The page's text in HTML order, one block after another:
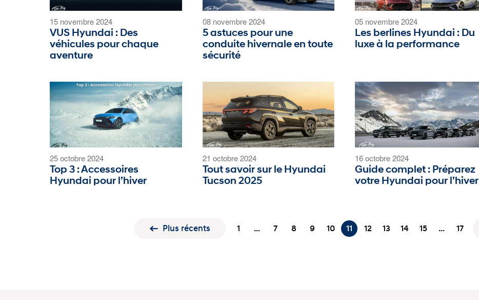
15 novembre 2024
VUS Hyundai : Des
véhicules pour chaque
aventure
08 novembre 2024
5 astuces pour une
conduite hivernale en toute
sécurité
05 novembre 2024
Les berlines Hyundai : Du
luxe à la performance
25 octobre 2024
Top 3 : Accessoires
Hyundai pour l’hiver
21 octobre 2024
Tout savoir sur le Hyundai
Tucson 2025
16 octobre 2024
Guide complet : Préparez
votre Hyundai pour l’hiver
Plus récents 1 … 7 8 9 10 11 12 13 14 15 … 17